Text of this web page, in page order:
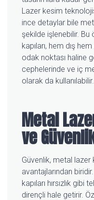
Lazer kesim
ince detaylar bile
şekilde işlenebilir.
kapıları, hem dış
odak noktası haline
cephelerinde ve iç
olarak da kullanılabilir.
Metal
ve
Güvenlik, metal lazer
avantajlarından
kapıları hırsızlık
dirençli hale getirir.